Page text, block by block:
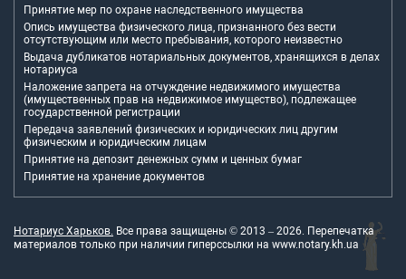
Принятие мер по охране наследственного имущества
Опись имущества физического лица, признанного без вести
отсутствующим или место пребывания, которого неизвестно
Выдача дубликатов нотариальных документов, хранящихся в делах
нотариуса
Наложение запрета на отчуждение недвижимого имущества
(имущественных прав на недвижимое имущество), подлежащее
государственной регистрации
Передача заявлений физических и юридических лиц другим
физическим и юридическим лицам
Принятие на депозит денежных сумм и ценных бумаг
Принятие на хранение документов
Нотариус Харьков. Все права защищены © 2013 – 2026. Перепечатка
материалов только при наличии гиперссылки на www.notary.kh.ua